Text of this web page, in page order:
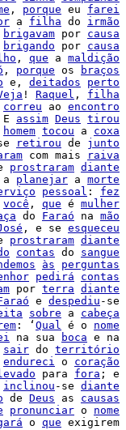
, porque eu farei
a filha do irmão
brigavam por causa
brigando por causa
, que a maldição
, porque os
braços
e, deitados
perto
! Raquel , filha
correu ao encontro
assim Deus tirou
homem tocou a coxa
retirou de junto
com mais
raiva
prostraram diante
a planejar a morte
pessoal : fez
você , que é mulher
do Faraó na mão
, e se esqueceu
prostraram diante
contas do sangue
às
perguntas
pedirá
contas
por terra diante
e despediu -se
sobre a cabeça
: ‘ Qual é o nome
na sua boca e na
sair do território
endureci o coração
para fora ; e
inclinou -se diante
de Deus as causas
pronunciar o nome
o que exigirem